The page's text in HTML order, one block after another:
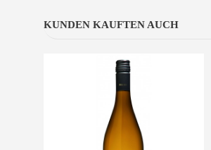
KUNDEN KAUFTEN AUCH